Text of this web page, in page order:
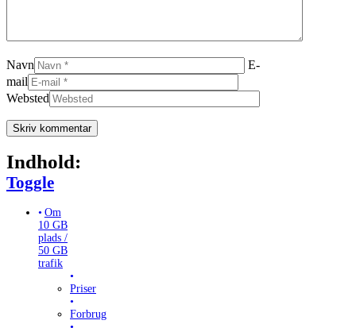
Navn
E-
mail
Websted
Indhold:
Toggle Table of Content
Toggle
Om
10 GB
plads /
50 GB
trafik
Priser
Forbrug